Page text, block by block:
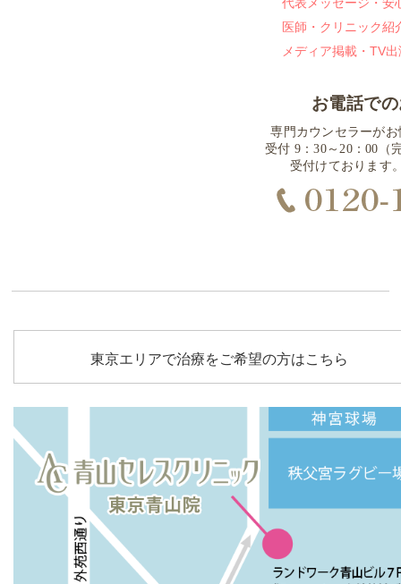
医師・クリニック紹
メディア掲載・TV出
お電話で
専門カウンセラーが
受付 9：30～20：00（
受付けております
東京エリアで治療をご希望の方はこちら